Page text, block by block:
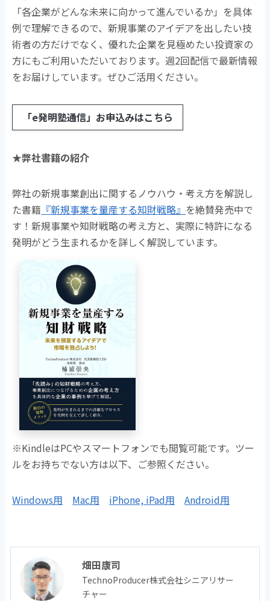
「各企業がどんな未来に向かって進んでいるか」を具体
例で理解できるので、新規事業のアイデアを出したい技
術者の方だけでなく、優れた企業を見極めたい投資家の
方にもご利用いただいております。週2回配信で最新情報
をお届けしています。ぜひご活用ください。
「e発明塾通信」お申込みはこちら
★弊社書籍の紹介
弊社の新規事業創出に関するノウハウ・考え方を解説し
た書籍 『新規事業を量産する知財戦略』 を絶賛発売中で
す！新規事業や知財戦略の考え方と、実際に特許になる
発明がどう生まれるかを詳しく解説しています。
※KindleはPCやスマートフォンでも閲覧可能です。ツー
ルをお持ちでない方は以下、ご参照ください。
Windows用 Mac用 iPhone, iPad用 Android用
畑田康司
TechnoProducer株式会社シニアリサー
チャー